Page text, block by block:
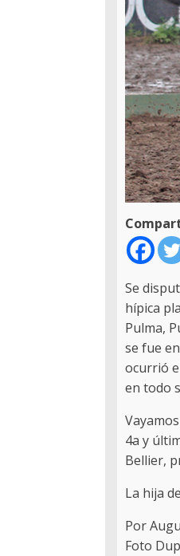
Se
hípica
Pulma,
se fue
ocurrió
en todo
4a y
Bellier,
La hija
Por
Foto